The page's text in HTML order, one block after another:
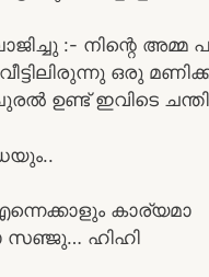
:- നിന്റെ അമ്മ
ഒരു
ഉണ്ട് ഇവിടെ
കാര്യമാ
ഹിഹി